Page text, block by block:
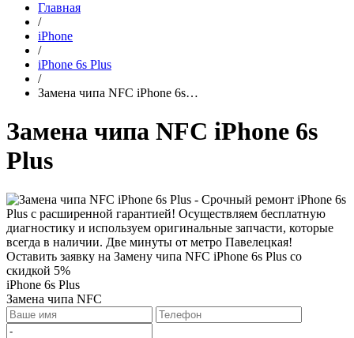
Главная
/
iPhone
/
iPhone 6s Plus
/
Замена чипа NFC iPhone 6s…
Замена чипа NFC iPhone 6s
Plus
Оставить заявку на Замену чипа NFC iPhone 6s Plus со
скидкой 5%
iPhone 6s Plus
Замена чипа NFC